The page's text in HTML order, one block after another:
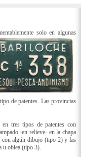
solo en algunas
de patentes. Las provincias
tres tipos de patentes con
-en relieve- en la chapa
con algún dibujo (tipo 2) y las
u oblea (tipo 3).